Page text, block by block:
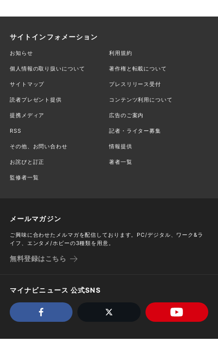
サイトインフォメーション
お知らせ 利用規約
個人情報の取り扱いについて 著作権と転載について
サイトマップ プレスリリース受付
読者プレゼント提供 コンテンツ利用について
提携メディア 広告のご案内
RSS 記者・ライター募集
その他、お問い合わせ 情報提供
お詫びと訂正 著者一覧
監修者一覧
メールマガジン
ご興味に合わせたメルマガを配信しております。PC/デジタル、ワーク&ラ
イフ、エンタメ/ホビーの3種類を用意。
無料登録はこちら
マイナビニュース 公式SNS